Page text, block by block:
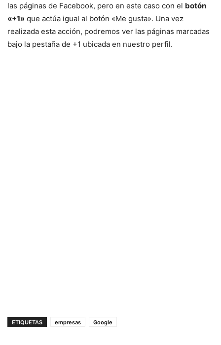
las páginas de Facebook, pero en este caso con el botón
«+1» que actúa igual al botón «Me gusta». Una vez
realizada esta acción, podremos ver las páginas marcadas
bajo la pestaña de +1 ubicada en nuestro perfil.
ETIQUETAS empresas Google